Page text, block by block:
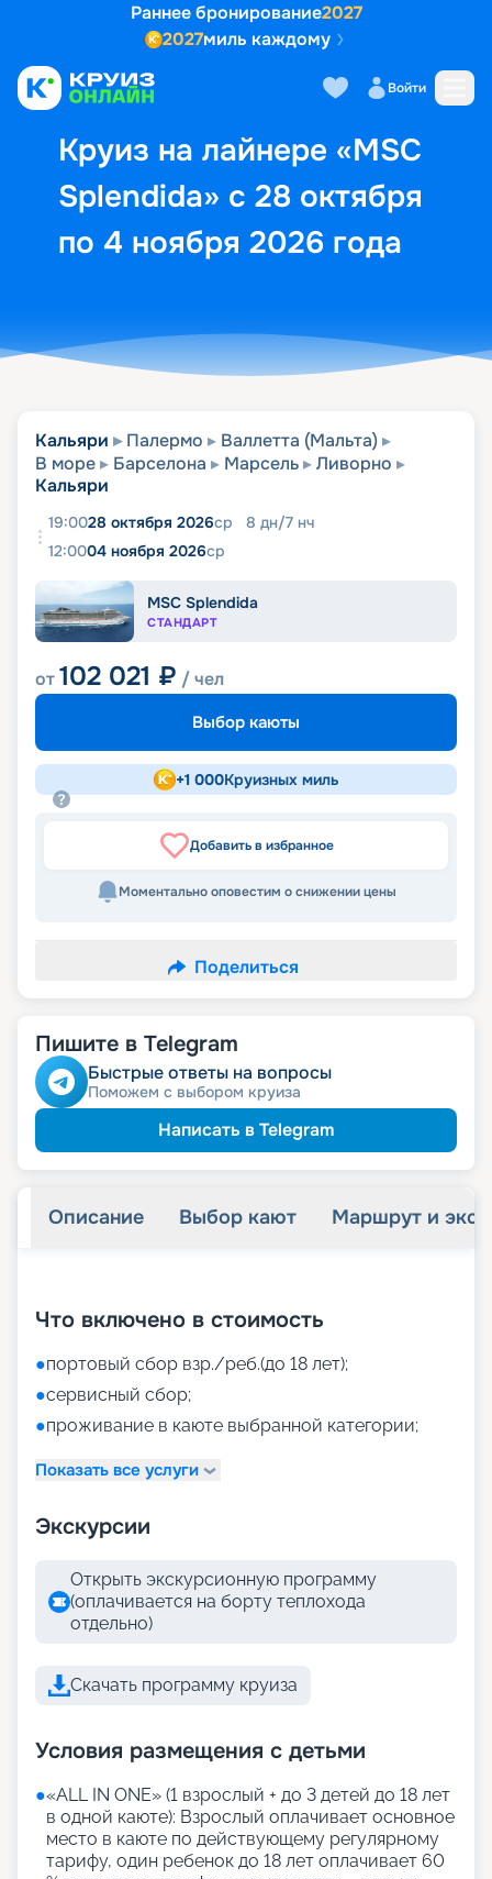
Раннее бронирование2027
2027миль каждому
Войти
Круиз на лайнере «MSC
Splendida» с 28 октября
по 4 ноября 2026 года
Выбор кают Маршрут и
Кальяри Палермо
Валлетта (Мальта)
В море
Барселона Марсель
Ливорно
Кальяри
19:0028 октября 2026ср 8 дн/7 нч
12:0004 ноября 2026ср
MSC Splendida
СТАНДАРТ
от102 021 ₽ / чел
Выбор каюты
+1 000Круизных миль
Добавить в избранное
Моментально оповестим о снижении цены
Поделиться
Пишите в Telegram
Быстрые ответы на вопросы
Поможем с выбором круиза
Написать в Telegram
Описание Выбор кают Маршрут и
Что включено в стоимость
●портовый сбор взр./реб.(до 18 лет);
●сервисный сбор;
●проживание в каюте выбранной категории;
Показать все услуги
Экскурсии
Открыть экскурсионную программу
(оплачивается на борту теплохода
отдельно)
Скачать программу круиза
Условия размещения с детьми
●«АLL IN ONE» (1 взрослый + до 3 детей до 18 лет
в одной каюте): Взрослый оплачивает основное
место в каюте по действующему регулярному
тарифу, один ребенок до 18 лет оплачивает 60